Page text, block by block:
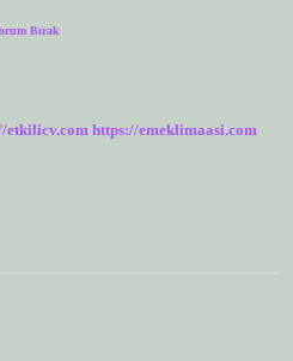
Bırak
etkilicv.com https://emeklimaasi.com